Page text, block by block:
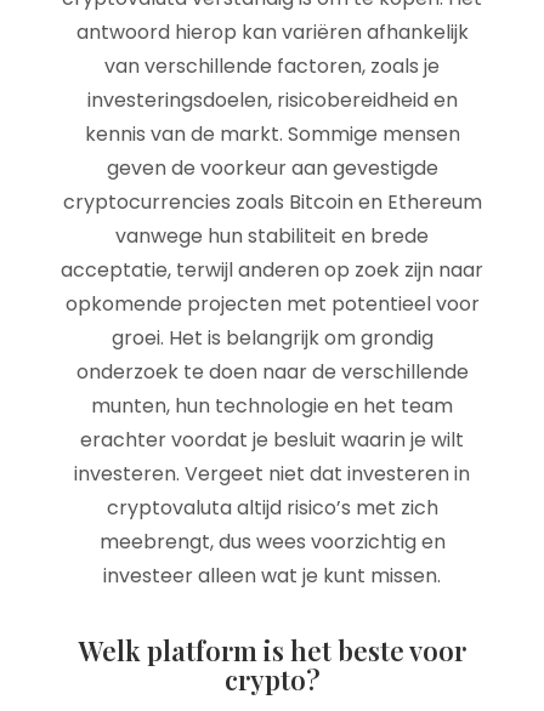
antwoord hierop kan variëren afhankelijk
van verschillende factoren, zoals je
investeringsdoelen, risicobereidheid en
kennis van de markt. Sommige mensen
geven de voorkeur aan gevestigde
cryptocurrencies zoals Bitcoin en Ethereum
vanwege hun stabiliteit en brede
acceptatie, terwijl anderen op zoek zijn naar
opkomende projecten met potentieel voor
groei. Het is belangrijk om grondig
onderzoek te doen naar de verschillende
munten, hun technologie en het team
erachter voordat je besluit waarin je wilt
investeren. Vergeet niet dat investeren in
cryptovaluta altijd risico’s met zich
meebrengt, dus wees voorzichtig en
investeer alleen wat je kunt missen.
Welk platform is het beste voor
crypto?